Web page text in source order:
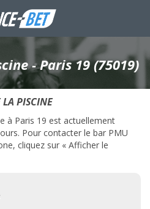
- Paris 19 (75019)
LA PISCINE
à Paris 19 est actuellement
Pour contacter le bar PMU
cliquez sur « Afficher le